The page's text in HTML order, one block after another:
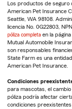
Los productos de
American Pet Insurance
Seattle, WA 98108.
licencia No. 0G22803,
póliza completa en la
Mutual Automobile
son responsables
State Farm es una
American Pet Insurance.
Condiciones
para mascotas, el
póliza podría afectar
condiciones